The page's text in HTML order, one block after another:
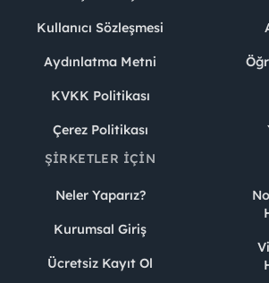
Kullanıcı Sözleşmesi
Aydınlatma Metni
KVKK Politikası
Çerez Politikası
ŞIRKETLER İÇIN
Neler Yaparız?
Kurumsal Giriş
Ücretsiz Kayıt Ol